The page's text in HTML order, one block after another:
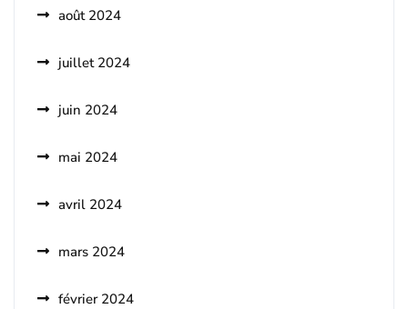
août 2024
juillet 2024
juin 2024
mai 2024
avril 2024
mars 2024
février 2024